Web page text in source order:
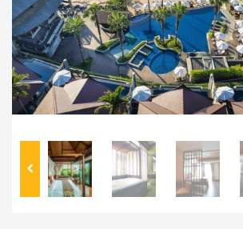
Previous